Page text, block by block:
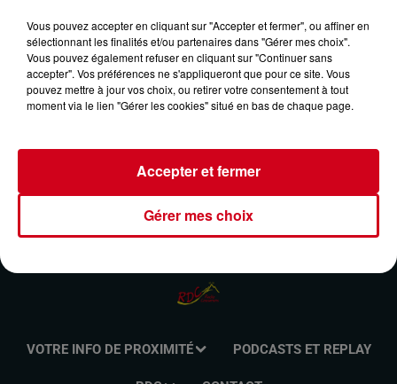
Retrouvez l'émission Rétro Accordéon animée par Benoit
Huton le dimanche de 8h00 à 10h00 sur RDC Radio
Couserans.
VOTRE INFO DE PROXIMITÉ PODCASTS ET REPLAY
Vous pouvez accepter en cliquant sur "Accepter et fermer", ou affiner en
sélectionnant les finalités et/ou partenaires dans "Gérer mes choix".
Vous pouvez également refuser en cliquant sur "Continuer sans
accepter". Vos préférences ne s'appliqueront que pour ce site. Vous
pouvez mettre à jour vos choix, ou retirer votre consentement à tout
moment via le lien "Gérer les cookies" situé en bas de chaque page.
Gérer mes choix
Accepter et fermer